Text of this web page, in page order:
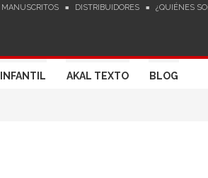
MANUSCRITOS DISTRIBUIDORES ¿QUIÉNES
AKAL TEXTO BLOG